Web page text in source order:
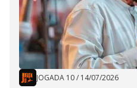
JOGADA 10/ 14/07/2026